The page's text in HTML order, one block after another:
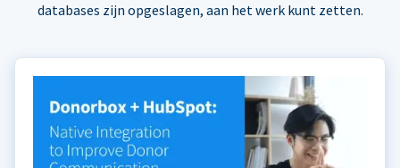
databases zijn opgeslagen, aan het werk kunt zetten.